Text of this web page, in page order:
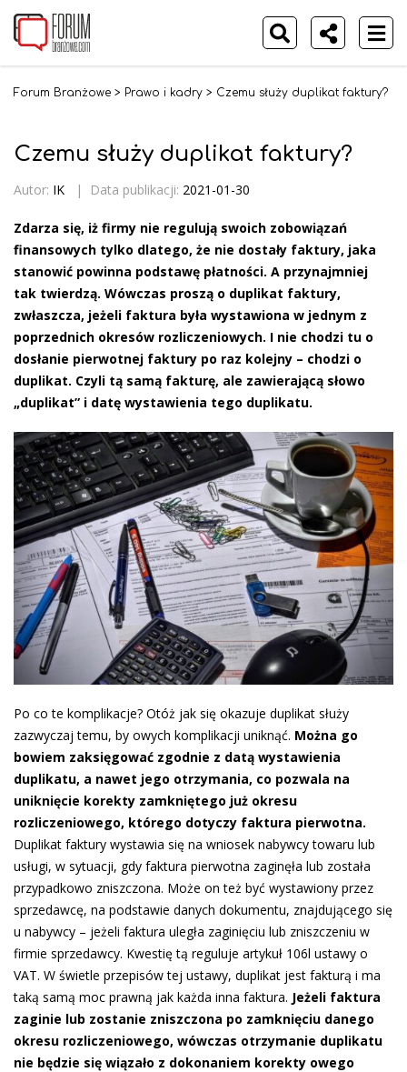
Forum Branżowe > Prawo i kadry > Czemu służy duplikat faktury?
Czemu służy duplikat faktury?
Autor: IK | Data publikacji: 2021-01-30
Zdarza się, iż firmy nie regulują swoich zobowiązań
finansowych tylko dlatego, że nie dostały faktury, jaka
stanowić powinna podstawę płatności. A przynajmniej
tak twierdzą. Wówczas proszą o duplikat faktury,
zwłaszcza, jeżeli faktura była wystawiona w jednym z
poprzednich okresów rozliczeniowych. I nie chodzi tu o
dosłanie pierwotnej faktury po raz kolejny – chodzi o
duplikat. Czyli tą samą fakturę, ale zawierającą słowo
„duplikat” i datę wystawienia tego duplikatu.
Po co te komplikacje? Otóż jak się okazuje duplikat służy
zazwyczaj temu, by owych komplikacji uniknąć. Można go
bowiem zaksięgować zgodnie z datą wystawienia
duplikatu, a nawet jego otrzymania, co pozwala na
uniknięcie korekty zamkniętego już okresu
rozliczeniowego, którego dotyczy faktura pierwotna.
Duplikat faktury wystawia się na wniosek nabywcy towaru lub
usługi, w sytuacji, gdy faktura pierwotna zaginęła lub została
przypadkowo zniszczona. Może on też być wystawiony przez
sprzedawcę, na podstawie danych dokumentu, znajdującego się
u nabywcy – jeżeli faktura uległa zaginięciu lub zniszczeniu w
firmie sprzedawcy. Kwestię tą reguluje artykuł 106l ustawy o
VAT. W świetle przepisów tej ustawy, duplikat jest fakturą i ma
taką samą moc prawną jak każda inna faktura. Jeżeli faktura
zaginie lub zostanie zniszczona po zamknięciu danego
okresu rozliczeniowego, wówczas otrzymanie duplikatu
nie będzie się wiązało z dokonaniem korekty owego